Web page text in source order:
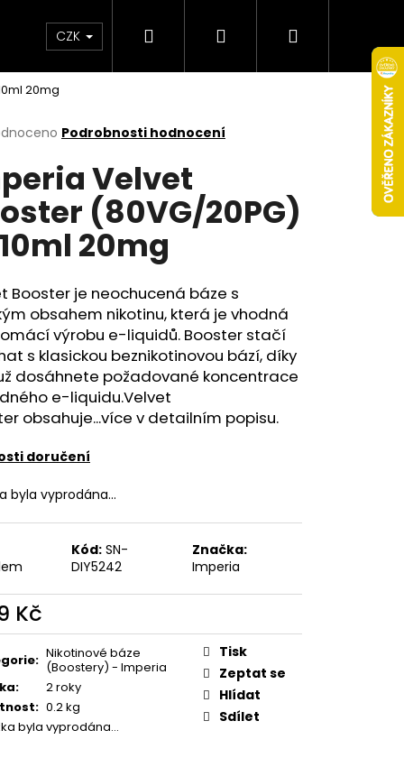
Obchodní podmínky Věrnostní program
CZK Hledat PřihlášeníNákupní
20mg
Podrobnosti hodnocení
Velvet
(80VG/20PG)
20mg
Booster je neochucená báze s
obsahem nikotinu, která je vhodná
výrobu e-liquidů. Booster stačí
s klasickou beznikotinovou bází, díky
dosáhnete požadované koncentrace
e-liquidu.Velvet
obsahuje...více v detailním popisu.
doručení
byla vyprodána…
Kód: SN-
DIY5242
Značka:
Imperia
Kč
: Nikotinové báze
(Boostery) - Imperia
:
2 roky
: 0.2 kg
byla vyprodána…
Tisk
Zeptat se
Hlídat
Sdílet
Následující
SS POD CARTRIDGE